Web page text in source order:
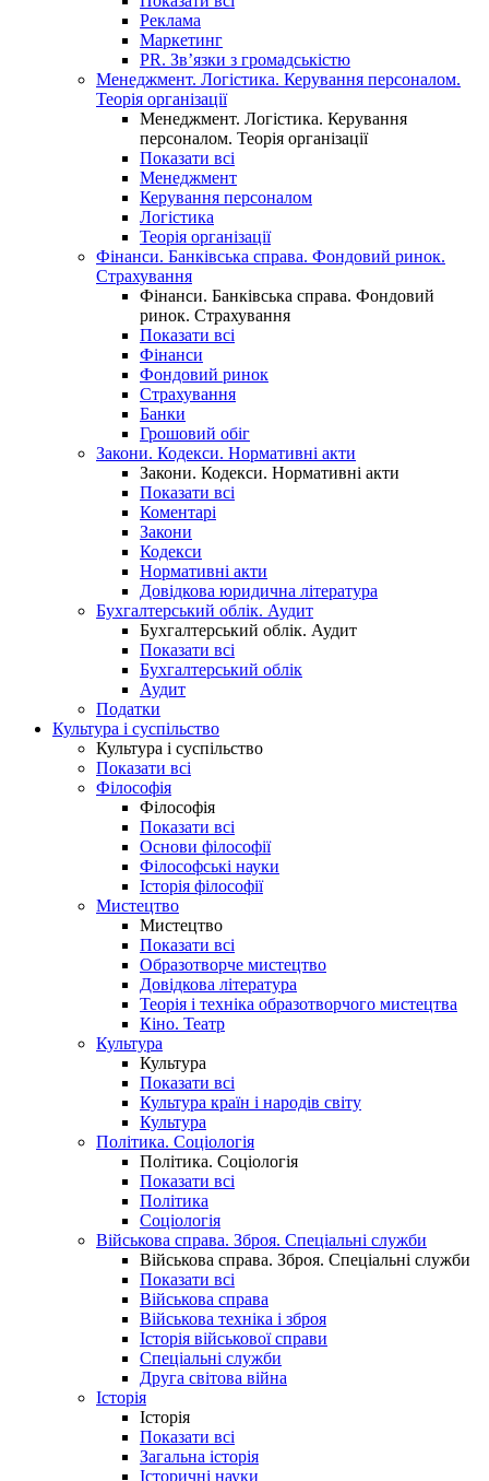
Реклама
Маркетинг
PR. Зв’язки з громадськістю
Менеджмент. Логістика. Керування персоналом.
Теорія організації
Менеджмент. Логістика. Керування
персоналом. Теорія організації
Показати всі
Менеджмент
Керування персоналом
Логістика
Теорія організації
Фінанси. Банківська справа. Фондовий ринок.
Страхування
Фінанси. Банківська справа. Фондовий
ринок. Страхування
Показати всі
Фінанси
Фондовий ринок
Страхування
Банки
Грошовий обіг
Закони. Кодекси. Нормативні акти
Закони. Кодекси. Нормативні акти
Показати всі
Коментарі
Закони
Кодекси
Нормативні акти
Довідкова юридична література
Бухгалтерський облік. Аудит
Бухгалтерський облік. Аудит
Показати всі
Бухгалтерський облік
Аудит
Податки
Культура і суспільство
Культура і суспільство
Показати всі
Філософія
Філософія
Показати всі
Основи філософії
Філософські науки
Історія філософії
Мистецтво
Мистецтво
Показати всі
Образотворче мистецтво
Довідкова література
Теорія і техніка образотворчого мистецтва
Кіно. Театр
Культура
Культура
Показати всі
Культура країн і народів світу
Культура
Політика. Соціологія
Політика. Соціологія
Показати всі
Політика
Соціологія
Військова справа. Зброя. Спеціальні служби
Військова справа. Зброя. Спеціальні служби
Показати всі
Військова справа
Військова техніка і зброя
Історія військової справи
Спеціальні служби
Друга світова війна
Історія
Історія
Показати всі
Загальна історія
Історичні науки